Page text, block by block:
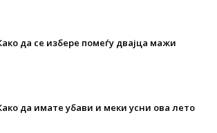
да се избере помеѓу двајца мажи
да имате убави и меки усни ова лето